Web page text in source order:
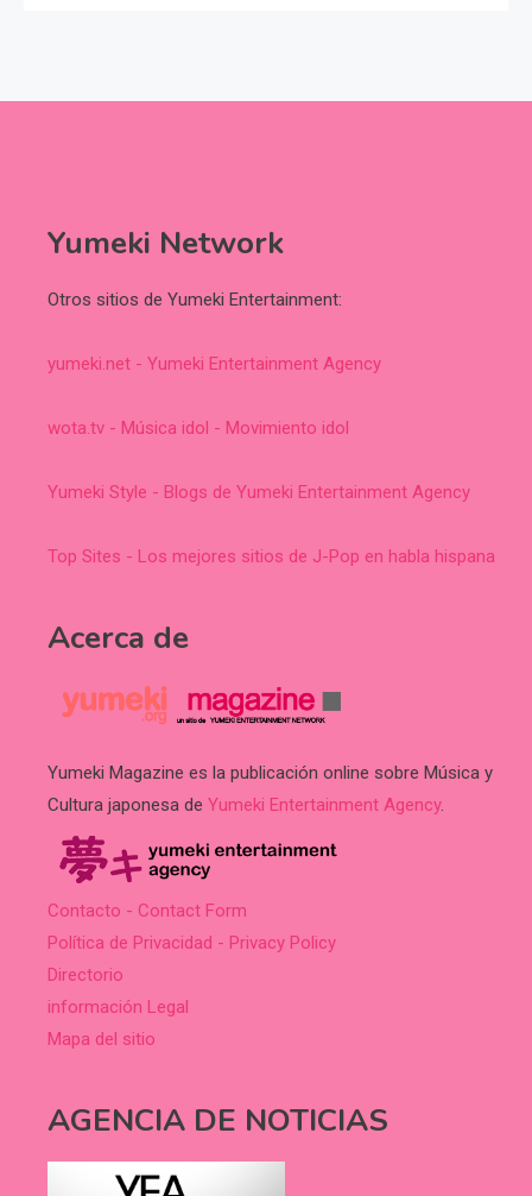
Yumeki Network
Otros sitios de Yumeki Entertainment:
yumeki.net - Yumeki Entertainment Agency
wota.tv - Música idol - Movimiento idol
Yumeki Style - Blogs de Yumeki Entertainment Agency
Top Sites - Los mejores sitios de J-Pop en habla hispana
Acerca de
Yumeki Magazine es la publicación online sobre Música y
Cultura japonesa de Yumeki Entertainment Agency.
Contacto - Contact Form
Política de Privacidad - Privacy Policy
Directorio
información Legal
Mapa del sitio
AGENCIA DE NOTICIAS